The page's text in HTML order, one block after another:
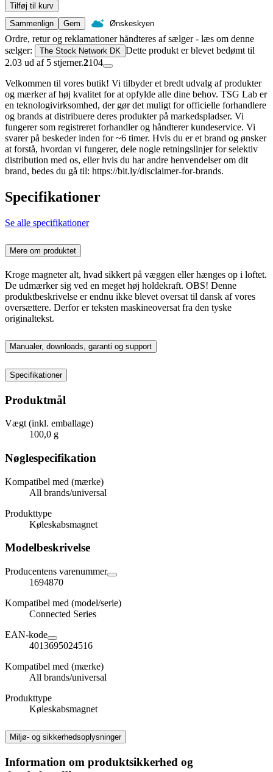
Tilføj til kurv
Sammenlign
Gem Ønskeskyen
Ordre, retur og reklamationer håndteres af sælger - læs om denne
sælger:
The Stock Network DK Dette produkt er blevet bedømt til
2.03 ud af 5 stjerner.2104
Velkommen til vores butik! Vi tilbyder et bredt udvalg af produkter
og mærker af høj kvalitet for at opfylde alle dine behov. TSG Lab er
en teknologivirksomhed, der gør det muligt for officielle forhandlere
og brands at distribuere deres produkter på markedspladser. Vi
fungerer som registreret forhandler og håndterer kundeservice. Vi
svarer på beskeder inden for ~6 timer. Hvis du er et brand og ønsker
at forstå, hvordan vi fungerer, dele nogle retningslinjer for selektiv
distribution med os, eller hvis du har andre henvendelser om dit
brand, bedes du gå til: https://bit.ly/disclaimer-for-brands.
Specifikationer
Se alle specifikationer
Mere om produktet
Kroge magneter alt, hvad sikkert på væggen eller hænges op i loftet.
De udmærker sig ved en meget høj holdekraft. OBS! Denne
produktbeskrivelse er endnu ikke blevet oversat til dansk af vores
oversættere. Derfor er teksten maskineoversat fra den tyske
originaltekst.
Manualer, downloads, garanti og support
Specifikationer
Produktmål
Vægt (inkl. emballage)
100,0 g
Nøglespecifikation
Kompatibel med (mærke)
All brands/universal
Produkttype
Køleskabsmagnet
Modelbeskrivelse
Producentens varenummer
1694870
Kompatibel med (model/serie)
Connected Series
EAN-kode
4013695024516
Kompatibel med (mærke)
All brands/universal
Produkttype
Køleskabsmagnet
Miljø- og sikkerhedsoplysninger
Information om produktsikkerhed og